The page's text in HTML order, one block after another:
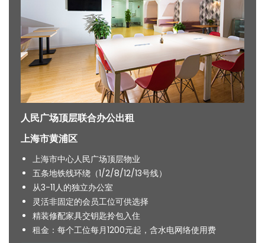
人民广场顶层联合办公出租
上海市黄浦区
上海市中心人民广场顶层物业
五条地铁线环绕（1/2/8/12/13号线）
从3-11人的独立办公室
灵活非固定的会员工位可供选择
精装修配家具交钥匙拎包入住
租金：每个工位每月1200元起，含水电网络使用费